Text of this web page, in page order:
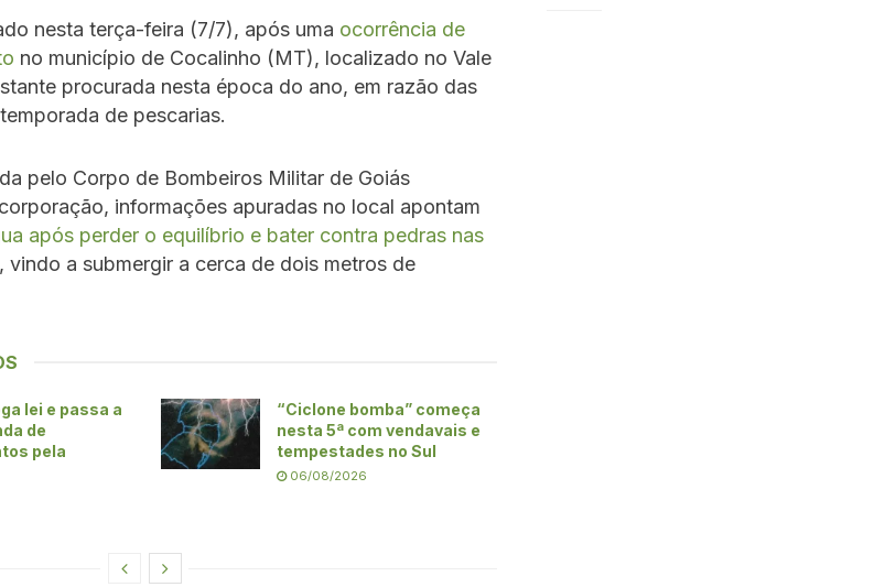
nesta terça-feira (7/7), após uma ocorrência de
no município de Cocalinho (MT), localizado no Vale
procurada nesta época do ano, em razão das
de pescarias.
pelo Corpo de Bombeiros Militar de Goiás
informações apuradas no local apontam
após perder o equilíbrio e bater contra pedras nas
, vindo a submergir a cerca de dois metros de
lei e passa a
de
pela
“Ciclone bomba” começa
nesta 5ª com vendavais e
tempestades no Sul
06/08/2026